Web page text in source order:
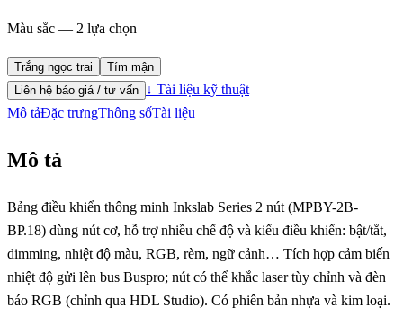
Màu sắc — 2 lựa chọn
Trắng ngọc trai
Tím mận
Liên hệ báo giá / tư vấn
↓ Tài liệu kỹ thuật
Mô tảĐặc trưngThông sốTài liệu
Mô tả
Bảng điều khiển thông minh Inkslab Series 2 nút (MPBY-2B-
BP.18) dùng nút cơ, hỗ trợ nhiều chế độ và kiểu điều khiển: bật/tắt,
dimming, nhiệt độ màu, RGB, rèm, ngữ cảnh… Tích hợp cảm biến
nhiệt độ gửi lên bus Buspro; nút có thể khắc laser tùy chỉnh và đèn
báo RGB (chỉnh qua HDL Studio). Có phiên bản nhựa và kim loại.